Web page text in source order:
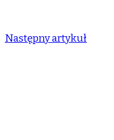
Następny artykuł